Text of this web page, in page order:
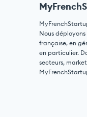
Nous
française, en
en particulier.
secteurs,